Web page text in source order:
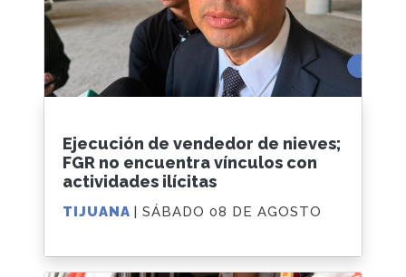
Ejecución de vendedor de nieves;
FGR no encuentra vínculos con
actividades ilícitas
TIJUANA | SÁBADO 08 DE AGOSTO